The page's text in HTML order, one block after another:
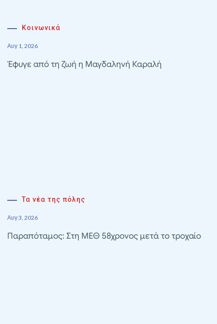
Κοινωνικά
Αυγ 1, 2026
Έφυγε από τη ζωή η Μαγδαληνή Καραλή
Τα νέα της πόλης
Αυγ 3, 2026
Παραπόταμος: Στη ΜΕΘ 58χρονος μετά το τροχαίο